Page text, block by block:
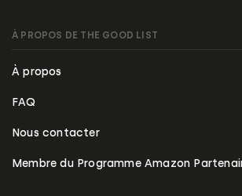
À PROPOS DE THE GOOD LIST
À propos
FAQ
Nous contacter
Membre du Programme Amazon